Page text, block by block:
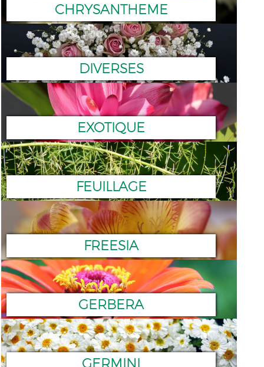
CHRYSANTHEME
DIVERSES
EXOTIQUE
FEUILLAGE
FREESIA
GERBERA